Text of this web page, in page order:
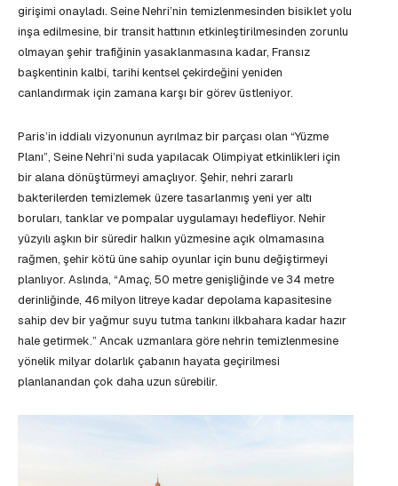
girişimi onayladı. Seine Nehri’nin temizlenmesinden bisiklet yolu
inşa edilmesine, bir transit hattının etkinleştirilmesinden zorunlu
olmayan şehir trafiğinin yasaklanmasına kadar, Fransız
başkentinin kalbi, tarihi kentsel çekirdeğini yeniden
canlandırmak için zamana karşı bir görev üstleniyor.
Paris’in iddialı vizyonunun ayrılmaz bir parçası olan “Yüzme
Planı”, Seine Nehri’ni suda yapılacak Olimpiyat etkinlikleri için
bir alana dönüştürmeyi amaçlıyor. Şehir, nehri zararlı
bakterilerden temizlemek üzere tasarlanmış yeni yer altı
boruları, tanklar ve pompalar uygulamayı hedefliyor. Nehir
yüzyılı aşkın bir süredir halkın yüzmesine açık olmamasına
rağmen, şehir kötü üne sahip oyunlar için bunu değiştirmeyi
planlıyor. Aslında, “Amaç, 50 metre genişliğinde ve 34 metre
derinliğinde, 46 milyon litreye kadar depolama kapasitesine
sahip dev bir yağmur suyu tutma tankını ilkbahara kadar hazır
hale getirmek.” Ancak uzmanlara göre nehrin temizlenmesine
yönelik milyar dolarlık çabanın hayata geçirilmesi
planlanandan çok daha uzun sürebilir.